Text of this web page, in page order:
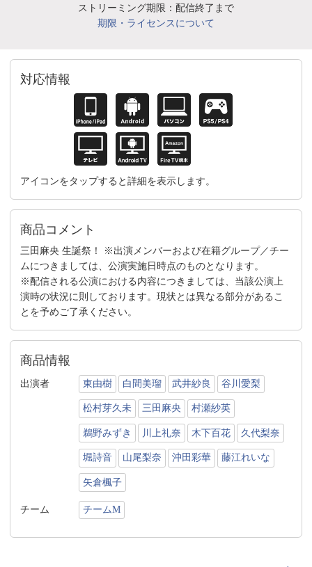
ストリーミング期限：配信終了まで
期限・ライセンスについて
対応情報
アイコンをタップすると詳細を表示します。
商品コメント
三田麻央 生誕祭！ ※出演メンバーおよび在籍グループ／チー
ムにつきましては、公演実施日時点のものとなります。
※配信される公演における内容につきましては、当該公演上
演時の状況に則しております。現状とは異なる部分があるこ
とを予めご了承ください。
商品情報
出演者 東由樹 白間美瑠 武井紗良 谷川愛梨
松村芽久未 三田麻央 村瀬紗英
鵜野みずき 川上礼奈 木下百花 久代梨奈
堀詩音 山尾梨奈 沖田彩華 藤江れいな
矢倉楓子
チーム チームM